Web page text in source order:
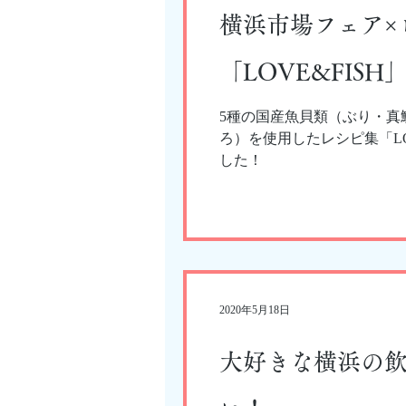
横浜市場フェア×
「LOVE&FISH
5種の国産魚貝類（ぶり・
ろ）を使用したレシピ集「
した！
大好きな横浜の
2020年5月18日